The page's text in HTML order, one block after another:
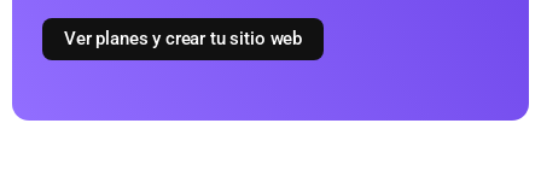
Ver planes y crear tu sitio web